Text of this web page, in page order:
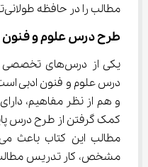
مطالب را در حافظه طولانی‌تر کند.
طرح درس علوم و فنون
یکی از درس‌های
درس علوم و فنون ادبی
کمک گرفتن از طرح درس
مشخص، کار تدریس مطالب